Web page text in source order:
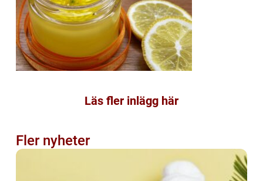
Läs fler inlägg här
Fler nyheter